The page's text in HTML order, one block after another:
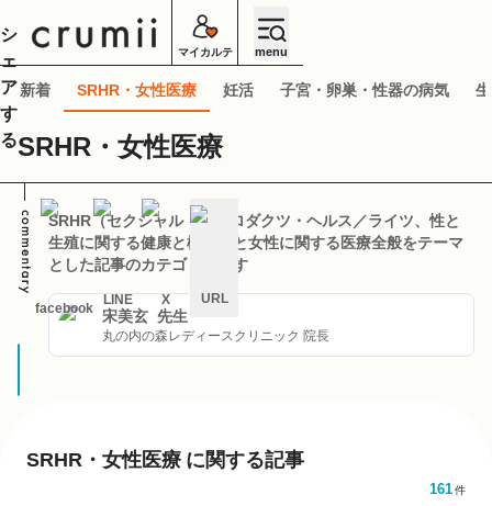
マイカルテ menu
新着 SRHR・女性医療 妊活 子宮・卵巣・性器の病気
SRHR・女性医療
SRHR（セクシャル・リプロダクツ・ヘルス／ライツ、性と
生殖に関する健康と権利）と女性に関する医療全般をテーマ
とした記事のカテゴリーです
宋美玄 先生
丸の内の森レディースクリニック 院長
SRHR・女性医療 に関する記事
161件
シ
ェ
ア
す
る
facebook
LINE X URL